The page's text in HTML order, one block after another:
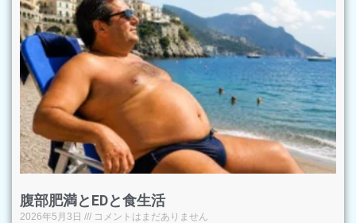
腹部肥満とEDと食生活
2026年5月3日 コメントはまだありません